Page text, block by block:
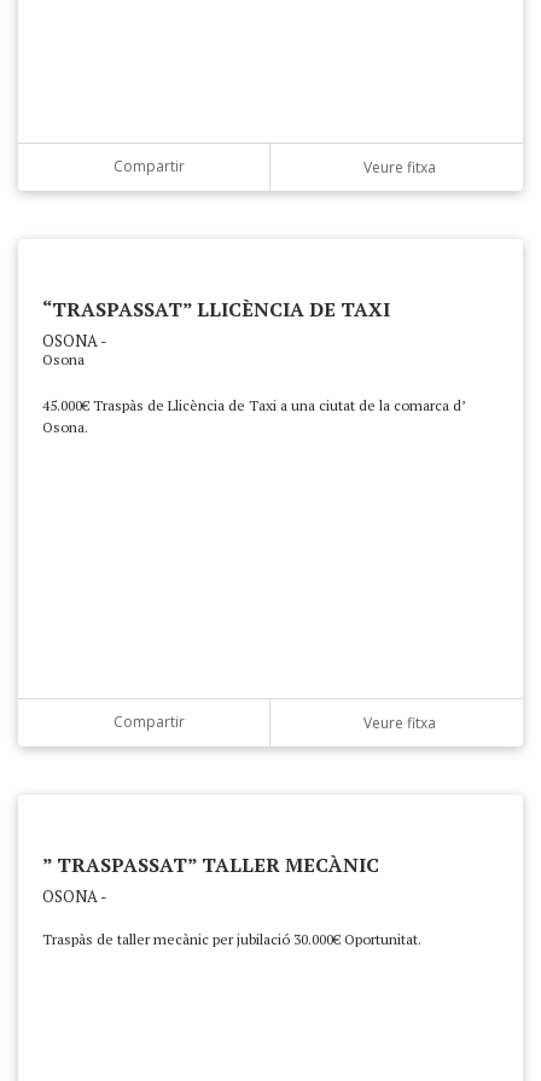
Compartir Veure fitxa
“TRASPASSAT” LLICÈNCIA DE TAXI
OSONA -
Osona
45.000€ Traspàs de Llicència de Taxi a una ciutat de la comarca d’
Osona.
Compartir Veure fitxa
” TRASPASSAT” TALLER MECÀNIC
OSONA -
Traspàs de taller mecànic per jubilació 30.000€ Oportunitat.